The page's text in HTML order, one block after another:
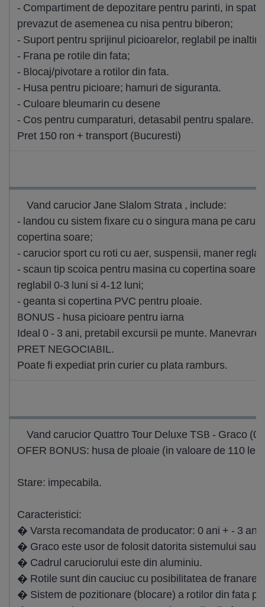
- Compartiment de depozitare pentru parinti, in spate,
prevazut de asemenea cu nisa pentru biberon;
- Suport pentru sprijinul picioarelor, reglabil pe
- Frana pe rotile din fata;
- Blocaj/pivotare a rotilor din fata.
- Husa pentru picioare; hamuri de siguranta.
- Culoare bleumarin cu desene
- Cos pentru cumparaturi, detasabil pentru spalare.
Pret 150 ron + transport (Bucuresti)
Vand carucior Jane Slalom Strata , include:
- landou cu sistem fixare cu o singura mana pe
copertina soare;
- carucior sport cu roti cu aer, suspensii, maner
- scaun tip scoica pentru masina cu copertina soare
reglabil 0-3 luni si 4-12 luni;
- geanta si copertina PVC pentru ploaie.
BONUS - husa picioare pentru iarna
Ideal 0 - 3 ani, pretabil excursii pe munte. Manevrare
PRET NEGOCIABIL.
Poate fi expediat prin curier cu plata ramburs.
Vand carucior Quattro Tour Deluxe TSB - Graco (0
OFER BONUS: husa de ploaie (in valoare de 110
Stare: impecabila.
Caracteristici:
� Varsta recomandata de producator: 0 ani + - 3 ani
� Graco este usor de folosit datorita sistemului sau
� Cadrul caruciorului este din aluminiu.
� Rotile sunt din cauciuc cu posibilitatea de franare
� Sistem de pozitionare (blocare) a rotilor din fata